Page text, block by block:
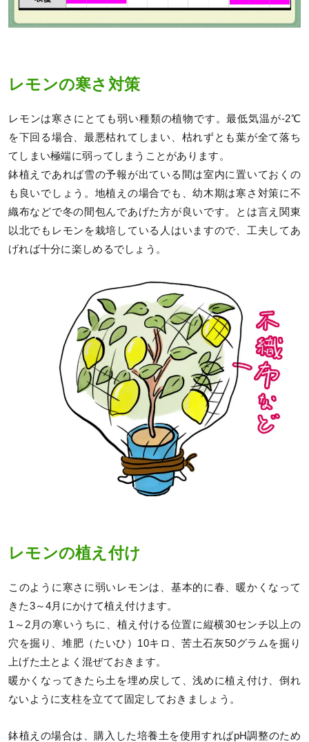
レモンの寒さ対策
レモンは寒さにとても弱い種類の植物です。最低気温が-2℃
を下回る場合、最悪枯れてしまい、枯れずとも葉が全て落ち
てしまい極端に弱ってしまうことがあります。
鉢植えであれば雪の予報が出ている間は室内に置いておくの
も良いでしょう。地植えの場合でも、幼木期は寒さ対策に不
織布などで冬の間包んであげた方が良いです。とは言え関東
以北でもレモンを栽培している人はいますので、工夫してあ
げれば十分に楽しめるでしょう。
レモンの植え付け
このように寒さに弱いレモンは、基本的に春、暖かくなって
きた3～4月にかけて植え付けます。
1～2月の寒いうちに、植え付ける位置に縦横30センチ以上の
穴を掘り、堆肥（たいひ）10キロ、苦土石灰50グラムを掘り
上げた土とよく混ぜておきます。
暖かくなってきたら土を埋め戻して、浅めに植え付け、倒れ
ないように支柱を立てて固定しておきましょう。
鉢植えの場合は、購入した培養土を使用すればpH調整のため